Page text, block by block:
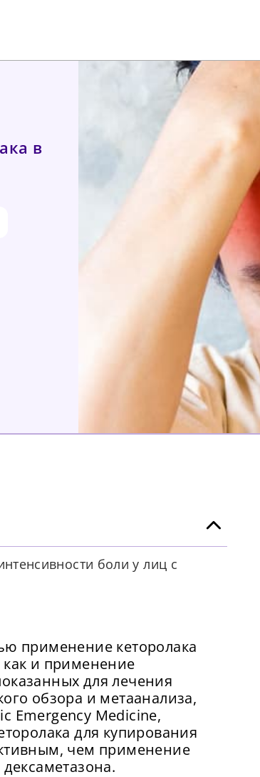
в
боли у лиц с
применение кеторолака
и применение
для лечения
обзора и метаанализа,
Emergency Medicine,
для купирования
чем применение